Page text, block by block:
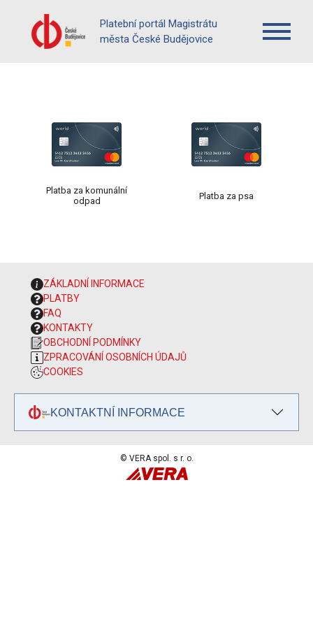
Platební portál Magistrátu
města České Budějovice
Platba za komunální
odpad
Platba za psa
ZÁKLADNÍ INFORMACE
PLATBY
FAQ
KONTAKTY
OBCHODNÍ PODMÍNKY
ZPRACOVÁNÍ OSOBNÍCH ÚDAJŮ
COOKIES
KONTAKTNÍ INFORMACE
© VERA spol. s r. o.